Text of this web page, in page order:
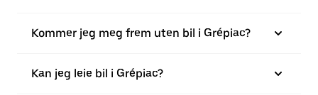
Kommer jeg meg frem uten bil i Grépiac?
Kan jeg leie bil i Grépiac?